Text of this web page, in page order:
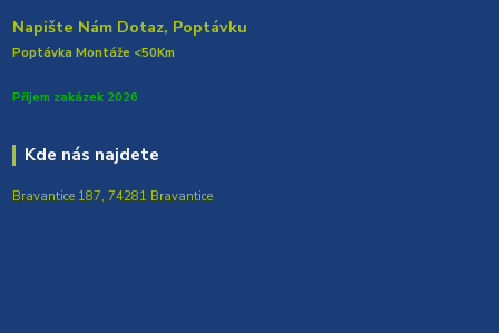
Napište Nám Dotaz, Poptávku
Poptávka Montáže <50Km
Přijem zakázek 2026
Kde nás najdete
Bravantice 187, 74281 Bravantice